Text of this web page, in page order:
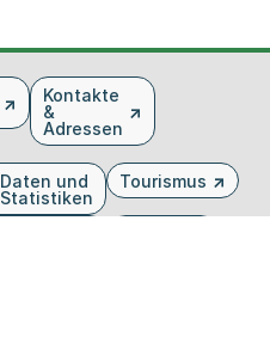
Kontakte
&
Adressen
Daten und
Statistiken
Tourismus